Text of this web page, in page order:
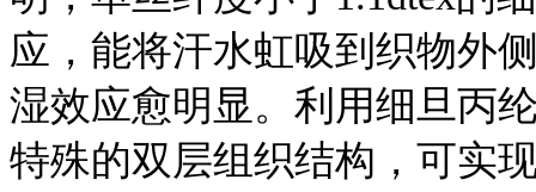
应，能将汗水虹吸到织物外
湿效应愈明显。利用细旦丙
特殊的双层组织结构，可实